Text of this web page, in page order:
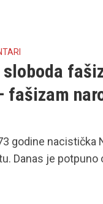
sloboda
fašizam
godine nacistička
Danas je potpuno